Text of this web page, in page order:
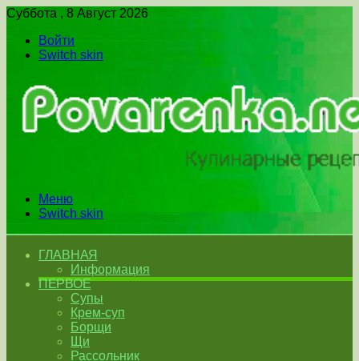
Суббота , 8 Август 2026
Войти
Switch skin
Меню
Switch skin
ГЛАВНАЯ
Информация
ПЕРВОЕ
Супы
Крем-суп
Борщи
Щи
Рассольник